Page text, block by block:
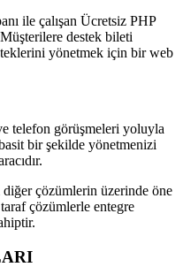
ile çalışan Ücretsiz PHP
Müşterilere destek bileti
yönetmek için bir web
telefon görüşmeleri yoluyla
bir şekilde yönetmenizi
çözümlerin üzerinde öne
çözümlerle entegre